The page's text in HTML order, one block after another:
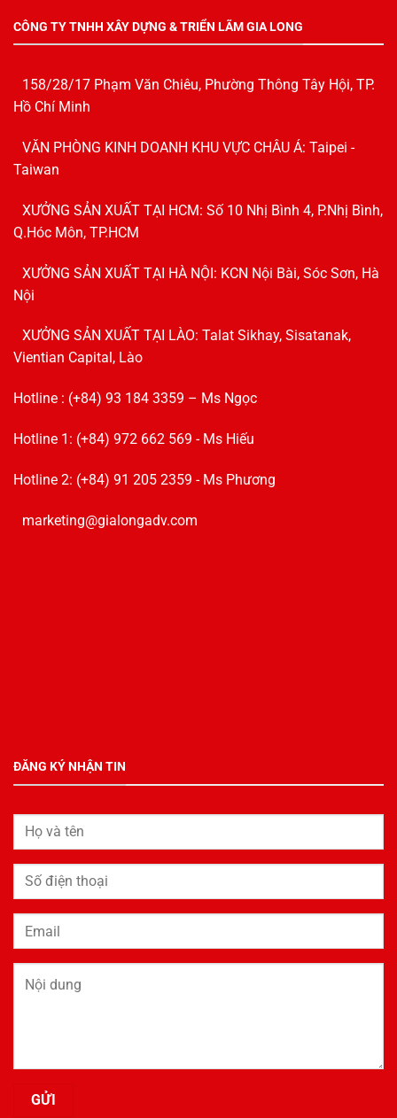
CÔNG TY TNHH XÂY DỰNG & TRIỂN LÃM GIA LONG
158/28/17 Phạm Văn Chiêu, Phường Thông Tây Hội, TP.
Hồ Chí Minh
VĂN PHÒNG KINH DOANH KHU VỰC CHÂU Á: Taipei -
Taiwan
XƯỞNG SẢN XUẤT TẠI HCM: Số 10 Nhị Bình 4, P.Nhị Bình,
Q.Hóc Môn, TP.HCM
XƯỞNG SẢN XUẤT TẠI HÀ NỘI: KCN Nội Bài, Sóc Sơn, Hà
Nội
XƯỞNG SẢN XUẤT TẠI LÀO: Talat Sikhay, Sisatanak,
Vientian Capital, Lào
Hotline : (+84) 93 184 3359 – Ms Ngọc
Hotline 1: (+84) 972 662 569 - Ms Hiếu
Hotline 2: (+84) 91 205 2359 - Ms Phương
marketing@gialongadv.com
ĐĂNG KÝ NHẬN TIN